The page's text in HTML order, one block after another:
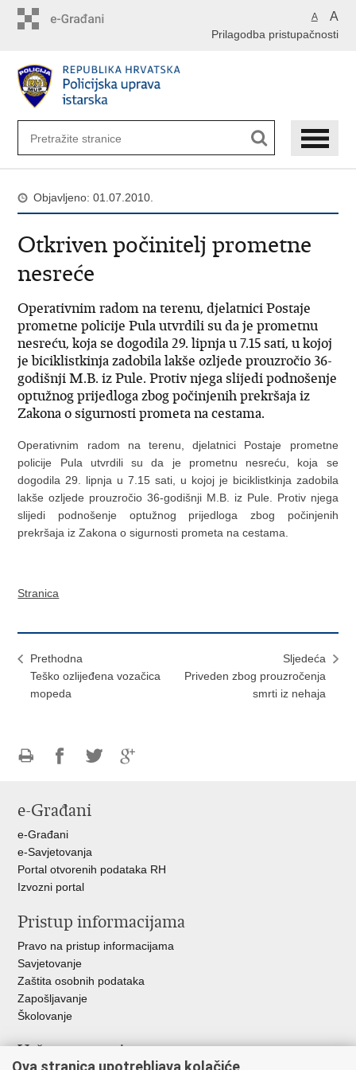
A A
Prilagodba pristupačnosti
Objavljeno: 01.07.2010.
Otkriven počinitelj prometne
nesreće
Operativnim radom na terenu, djelatnici Postaje
prometne policije Pula utvrdili su da je prometnu
nesreću, koja se dogodila 29. lipnja u 7.15 sati, u kojoj
je biciklistkinja zadobila lakše ozljede prouzročio 36-
godišnji M.B. iz Pule. Protiv njega slijedi podnošenje
optužnog prijedloga zbog počinjenih prekršaja iz
Zakona o sigurnosti prometa na cestama.
Operativnim radom na terenu, djelatnici Postaje prometne
policije Pula utvrdili su da je prometnu nesreću, koja se
dogodila 29. lipnja u 7.15 sati, u kojoj je biciklistkinja zadobila
lakše ozljede prouzročio 36-godišnji M.B. iz Pule. Protiv njega
slijedi podnošenje optužnog prijedloga zbog počinjenih
prekršaja iz Zakona o sigurnosti prometa na cestama.
Stranica
Prethodna
Teško ozlijeđena vozačica
mopeda
Sljedeća
Priveden zbog prouzročenja
smrti iz nehaja
FacebookuTwitteru
e-Građani
e-Građani
e-Savjetovanja
Portal otvorenih podataka RH
Izvozni portal
Pristup informacijama
Pravo na pristup informacijama
Savjetovanje
Zaštita osobnih podataka
Zapošljavanje
Školovanje
Važne poveznice
Ova stranica upotrebljava kolačiće